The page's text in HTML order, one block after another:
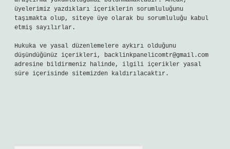
üyelerimiz yazdıkları içeriklerin sorumluluğunu
taşımakta olup, siteye üye olarak bu sorumluluğu kabul
etmiş sayılırlar.
Hukuka ve yasal düzenlemelere aykırı olduğunu
düşündüğünüz içerikleri, backlinkpanelicomtr@gmail.com
adresine bildirmeniz halinde, ilgili içerikler yasal
süre içerisinde sitemizden kaldırılacaktır.